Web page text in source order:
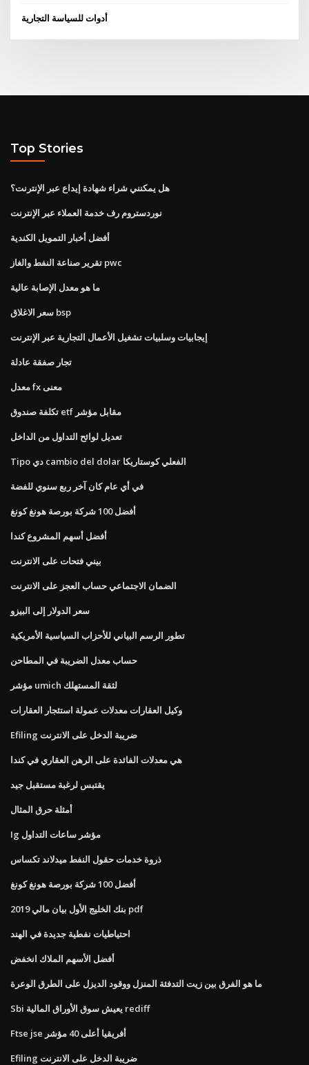
أدوات للسياسة التجارية
Top Stories
هل يمكنني شراء شهادة إيداع عبر الإنترنت؟
نوردستروم رف خدمة العملاء عبر الإنترنت
أفضل أخبار التمويل الكندية
تقرير صناعة النفط والغاز pwc
ما هو معدل الإصابة عالية
سعر الاغلاق bsp
إيجابيات وسلبيات تشغيل الأعمال التجارية عبر الإنترنت
تجار صفقة عادلة
معدل fx معنى
تكلفة صندوق etf مقابل مؤشر
تعديل لوائح التداول من الداخل
Tipo دي cambio del dolar الفعلي كوستاريكا
في أي عام كان آخر ربع سنوي للفضة
أفضل 100 شركة بورصة هونغ كونغ
أفضل أسهم المشروع كندا
بيني فتحات على الانترنت
الضمان الاجتماعي حساب العجز على الانترنت
سعر الدولار إلى البيزو
تطور الرسم البياني للأحزاب السياسية الأمريكية
حساب معدل الضريبة في المطاحن
مؤشر umich لثقة المستهلك
وكيل العقارات معدلات عمولة استئجار العقارات
Efiling ضريبة الدخل على الانترنت
هي معدلات الفائدة على الرهن العقاري في كندا
يقتبس لرغبة مستقبل جيد
أمثلة حرق المثال
Ig مؤشر ساعات التداول
ذروة خدمات حقول النفط ميدلاند تكساس
أفضل 100 شركة بورصة هونغ كونغ
بنك الخليج الأول بيان مالي 2019 pdf
احتياطيات نفطية جديدة في الهند
أفضل الأسهم الملاك انخفض
ما هو الفرق بين زيت التدفئة المنزل ووقود الديزل على الطرق الوعرة
Sbi يعيش سوق الأوراق المالية rediff
Ftse jse أفريقيا أعلى 40 مؤشر
Efiling ضريبة الدخل على الانترنت